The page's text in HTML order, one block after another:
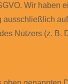
Wir
Nutzers (z.